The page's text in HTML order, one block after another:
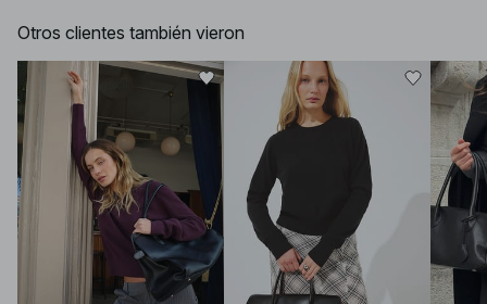
Otros clientes también vieron